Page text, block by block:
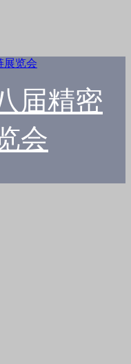
届精密
会